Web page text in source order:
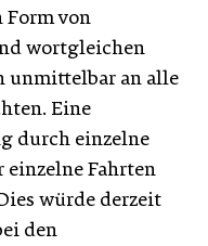
von
wortgleichen
unmittelbar an alle
Eine
durch einzelne
Fahrten
würde derzeit
den